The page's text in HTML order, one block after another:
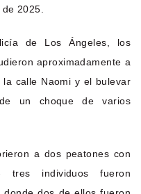
2025.
de Los Ángeles, los
aproximadamente a
calle Naomi y el bulevar
un choque de varios
a dos peatones con
individuos fueron